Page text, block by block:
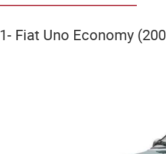
1- Fiat Uno Economy